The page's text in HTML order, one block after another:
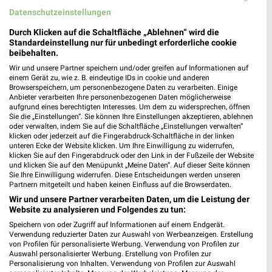
24,1 km
Angebote ab 03.08.
Noch morgen gültig
1,2 km
Angebote ab 03.08.
Gültig bis Sa. 08.08.
XXXLutz XXXLutz
Datenschutzeinstellungen
Durch Klicken auf die Schaltfläche „Ablehnen“ wird die
Standardeinstellung nur für unbedingt erforderliche cookie
beibehalten.
Wir und unsere Partner speichern und/oder greifen auf Informationen auf
einem Gerät zu, wie z. B. eindeutige IDs in cookie und anderen
Browserspeichern, um personenbezogene Daten zu verarbeiten. Einige
Anbieter verarbeiten Ihre personenbezogenen Daten möglicherweise
aufgrund eines berechtigten Interesses. Um dem zu widersprechen, öffnen
Sie die „Einstellungen“. Sie können Ihre Einstellungen akzeptieren, ablehnen
oder verwalten, indem Sie auf die Schaltfläche „Einstellungen verwalten“
klicken oder jederzeit auf die Fingerabdruck-Schaltfläche in der linken
unteren Ecke der Website klicken. Um Ihre Einwilligung zu widerrufen,
klicken Sie auf den Fingerabdruck oder den Link in der Fußzeile der Website
und klicken Sie auf den Menüpunkt „Meine Daten“. Auf dieser Seite können
Sie Ihre Einwilligung widerrufen. Diese Entscheidungen werden unseren
Partnern mitgeteilt und haben keinen Einfluss auf die Browserdaten.
Wir und unsere Partner verarbeiten Daten, um die Leistung der
Website zu analysieren und Folgendes zu tun:
Speichern von oder Zugriff auf Informationen auf einem Endgerät.
Verwendung reduzierter Daten zur Auswahl von Werbeanzeigen. Erstellung
von Profilen für personalisierte Werbung. Verwendung von Profilen zur
Auswahl personalisierter Werbung. Erstellung von Profilen zur
Personalisierung von Inhalten. Verwendung von Profilen zur Auswahl